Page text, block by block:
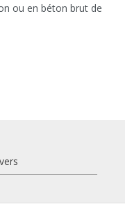
ou en béton brut de